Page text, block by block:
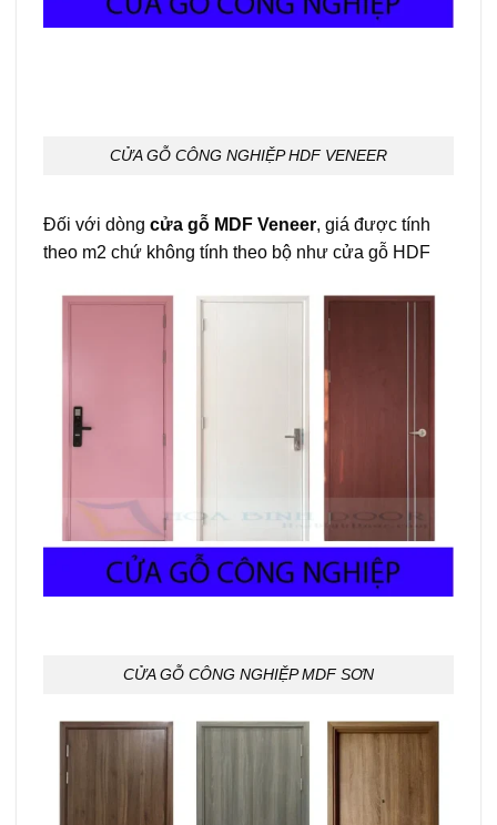
CỬA GỖ CÔNG NGHIỆP HDF VENEER
Đối với dòng cửa gỗ MDF Veneer, giá được tính
theo m2 chứ không tính theo bộ như cửa gỗ HDF
CỬA GỖ CÔNG NGHIỆP MDF SƠN